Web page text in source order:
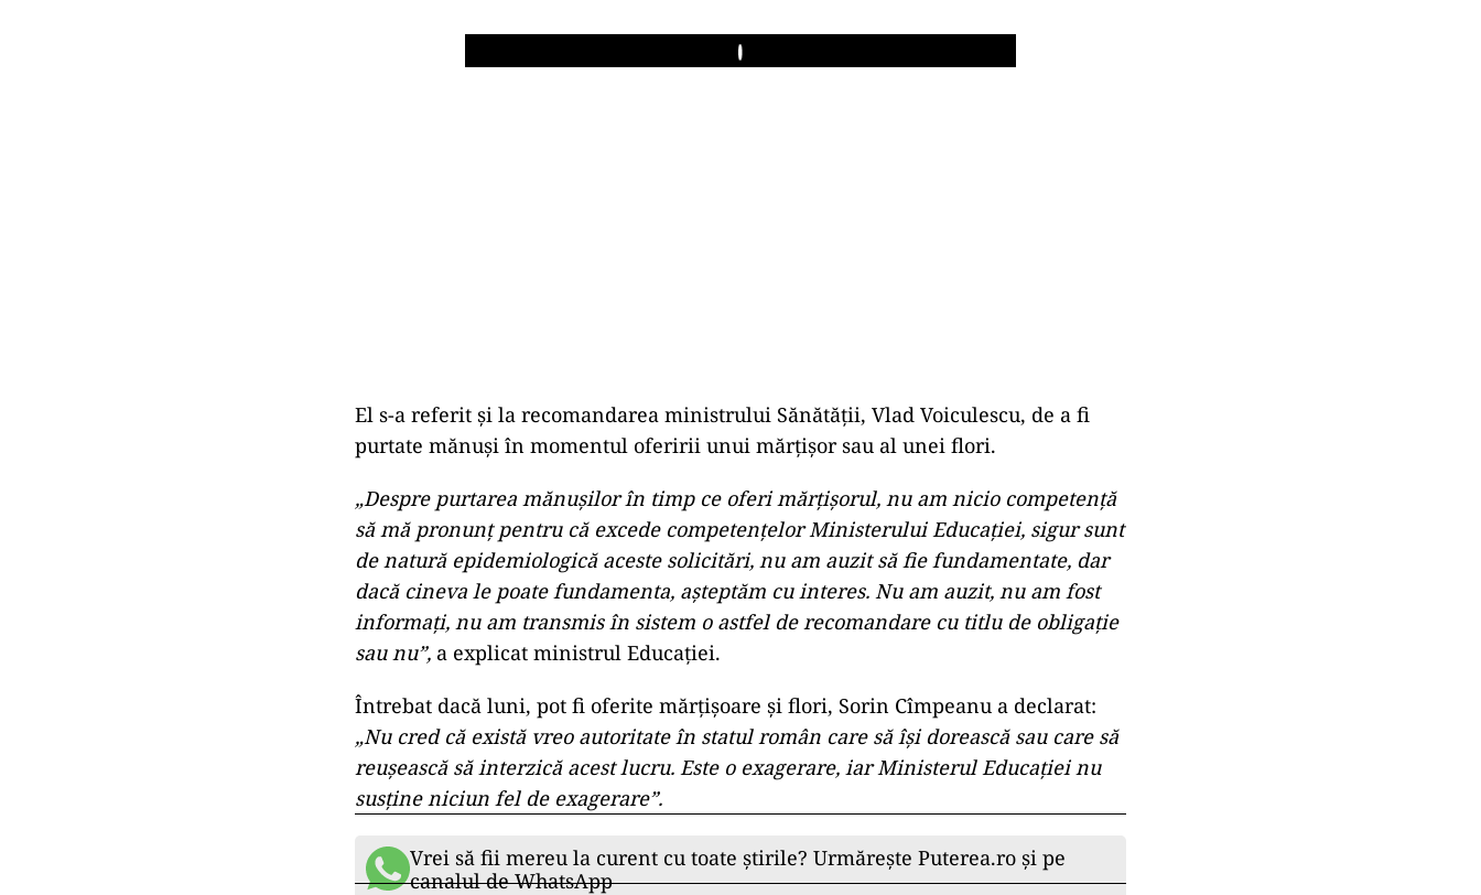
Play
El s-a referit şi la recomandarea ministrului Sănătăţii, Vlad Voiculescu, de a fi
purtate mănuşi în momentul oferirii unui mărţişor sau al unei flori.
„Despre purtarea mănuşilor în timp ce oferi mărţişorul, nu am nicio competenţă
să mă pronunţ pentru că excede competenţelor Ministerului Educaţiei, sigur sunt
de natură epidemiologică aceste solicitări, nu am auzit să fie fundamentate, dar
dacă cineva le poate fundamenta, aşteptăm cu interes. Nu am auzit, nu am fost
informaţi, nu am transmis în sistem o astfel de recomandare cu titlu de obligaţie
sau nu”, a explicat ministrul Educaţiei.
Întrebat dacă luni, pot fi oferite mărţişoare şi flori, Sorin Cîmpeanu a declarat:
„Nu cred că există vreo autoritate în statul român care să îşi dorească sau care să
reuşească să interzică acest lucru. Este o exagerare, iar Ministerul Educaţiei nu
susţine niciun fel de exagerare”.
Vrei să fii mereu la curent cu toate știrile? Urmărește Puterea.ro și pe
canalul de WhatsApp